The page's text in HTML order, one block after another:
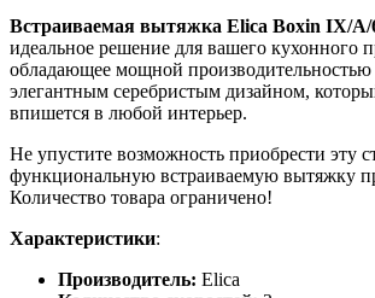
Встраиваемая вытяжка Elica Boxin IX/A/
идеальное решение для вашего кухонного
обладающее мощной производительностью
элегантным серебристым дизайном,
впишется в любой интерьер.
Не упустите возможность приобрести эту
функциональную встраиваемую вытяжку
Количество товара ограничено!
Характеристики:
Производитель: Elica